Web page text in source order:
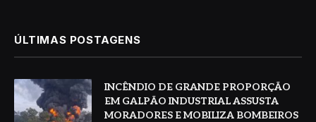
ÚLTIMAS POSTAGENS
INCÊNDIO DE GRANDE PROPORÇÃO
EM GALPÃO INDUSTRIAL ASSUSTA
MORADORES E MOBILIZA BOMBEIROS